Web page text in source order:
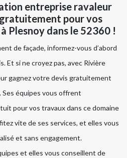
entreprise ravaleur
pour vos
Plesnoy dans le 52360 !
de façade, informez-vous d’abord
Et si ne croyez pas, avec Rivière
gagnez votre devis gratuitement
Ses équipes vous offrent
pour vos travaux dans ce domaine
vite de ses services, et elles vous
et sans engagement.
et elles vous conseillent de